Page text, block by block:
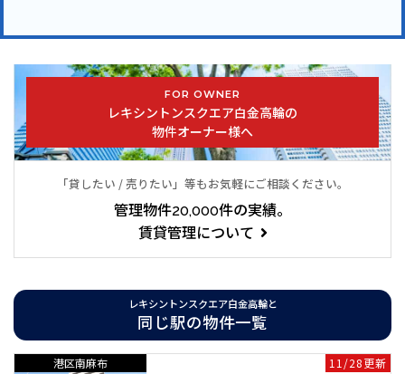
都営三田線「白金高輪駅」徒歩1分
東京メトロ南北線「白金台駅」徒歩11分
都営三田線「白金台駅」徒歩11分
東京メトロ南北線「麻布十番駅」徒歩15分
●施工会社：(株)鴻池組
白金高輪の象徴ともいえる大規模の高級賃貸マンション、レキシ
白金高輪駅徒歩1分に位置する利便性。
高級分譲マンションを思わすような、堂に入った外観は周辺でも
一際目立っており、圧倒的な存在感を放つ。
豪華なエントランスにコンシェルジュ対応も完備。
FOR OWNER
レキシントンスクエア白金高輪の
物件オーナー様へ
「貸したい / 売りたい」等もお気軽にご相談ください。
管理物件20,000件の実績。
賃貸管理について
レキシントンスクエア白金高輪と
同じ駅の物件一覧
港区南麻布 11/28更新